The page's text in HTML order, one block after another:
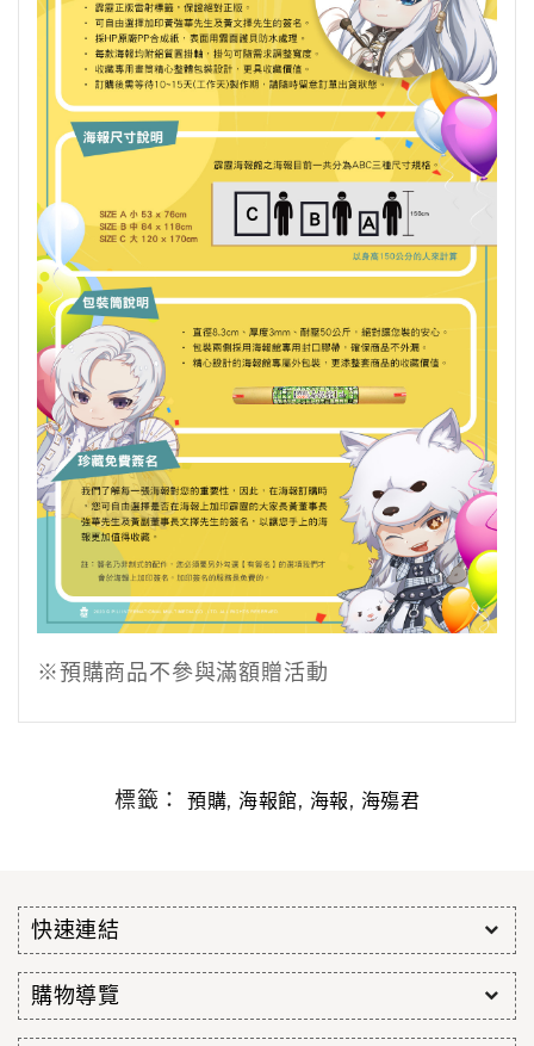
※預購商品不參與滿額贈活動
標籤： 預購, 海報館, 海報, 海殤君
快速連結
購物導覽